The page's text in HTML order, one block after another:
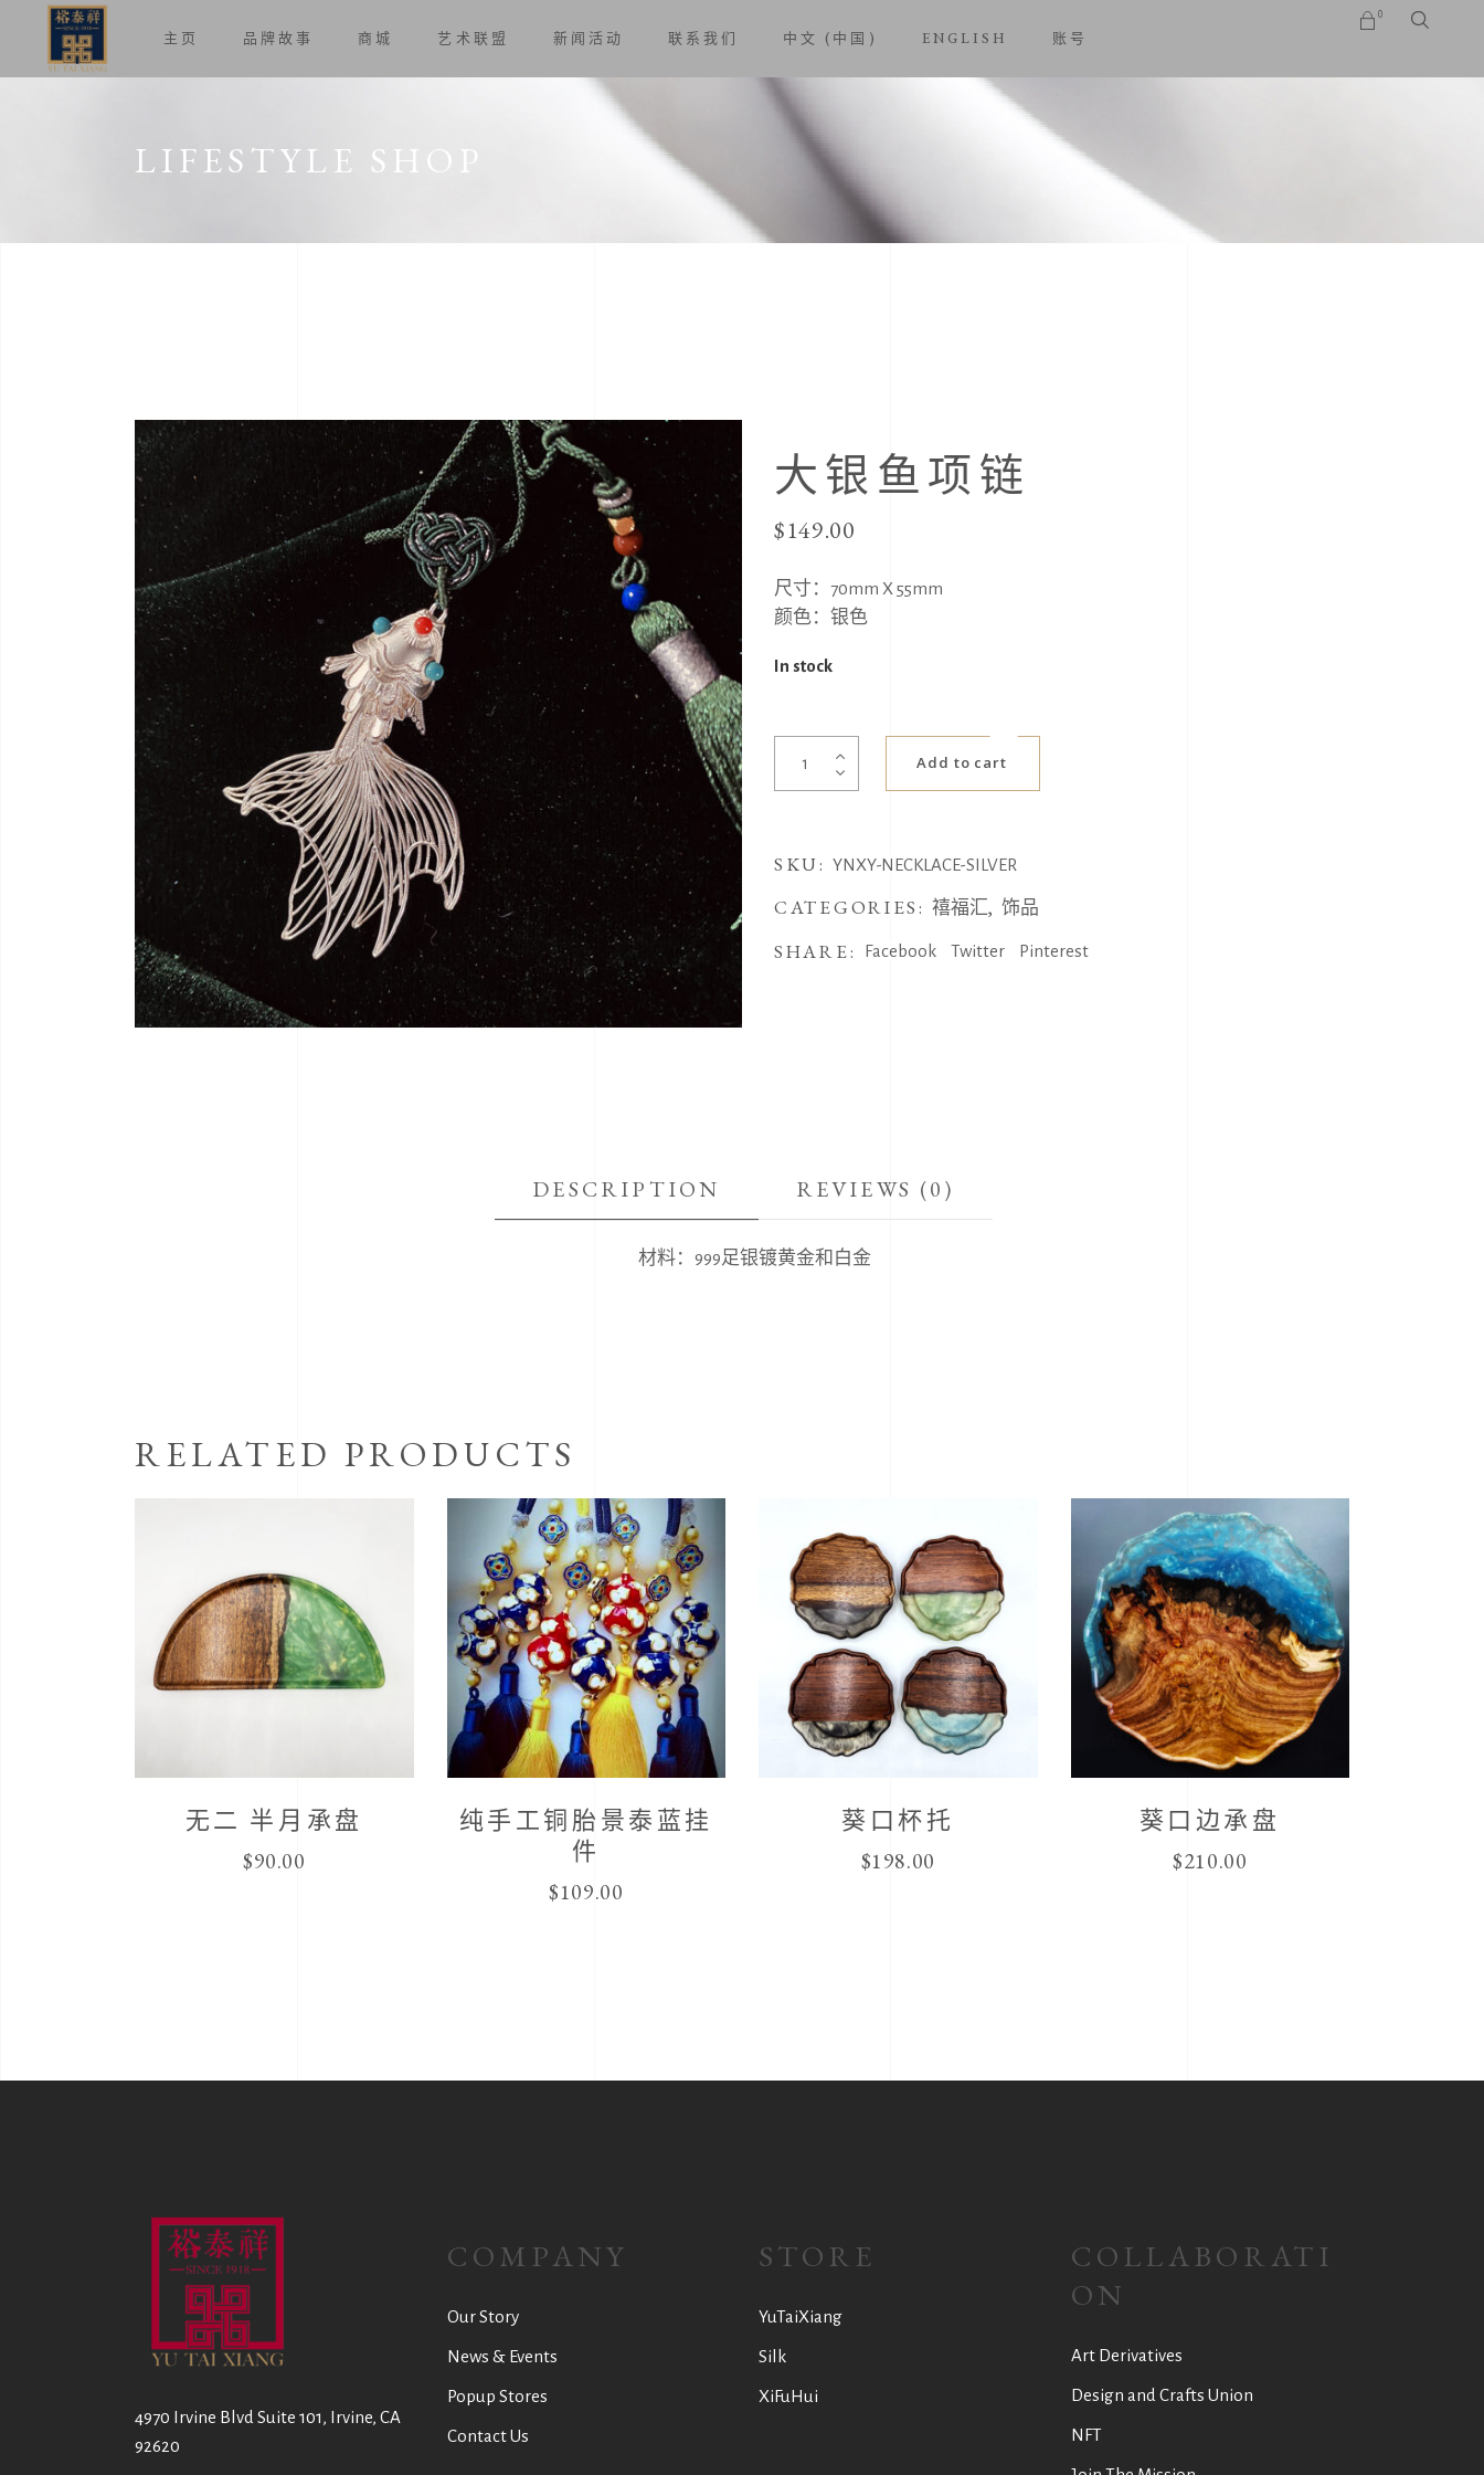
主页 品牌故事 商城 艺术联盟 新闻活动 联系我们 中文 (中国) ENGLISH 账号
0
LIFESTYLE SHOP
大银鱼项链
$149.00
尺寸：70mm X 55mm
颜色：银色
In stock
链
Add to cart
SKU: YNXY-NECKLACE-SILVER
CATEGORIES: 禧福汇 ,饰品
SHARE: Facebook Twitter Pinterest
DESCRIPTION REVIEWS (0)
材料：999足银镀黄金和白金
RELATED PRODUCTS
无二 半月承盘
$90.00
纯手工铜胎景泰蓝挂
件
$109.00
葵口杯托
$198.00
葵口边承盘
$210.00
4970 Irvine Blvd Suite 101, Irvine, CA
92620
COMPANY
Our Story
News & Events
Popup Stores
Contact Us
STORE
YuTaiXiang
Silk
XiFuHui
COLLABORATI
ON
Art Derivatives
Design and Crafts Union
NFT